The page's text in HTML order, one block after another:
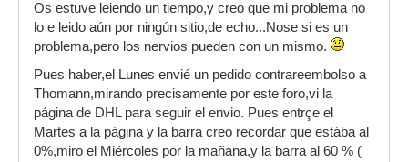
Os estuve leiendo un tiempo,y creo que mi problema no
lo e leido aún por ningún sitio,de echo...Nose si es un
problema,pero los nervios pueden con un mismo.
Pues haber,el Lunes envié un pedido contrareembolso a
Thomann,mirando precisamente por este foro,vi la
página de DHL para seguir el envio. Pues entrçe el
Martes a la página y la barra creo recordar que estába al
0%,miro el Miércoles por la mañana,y la barra al 60 % (